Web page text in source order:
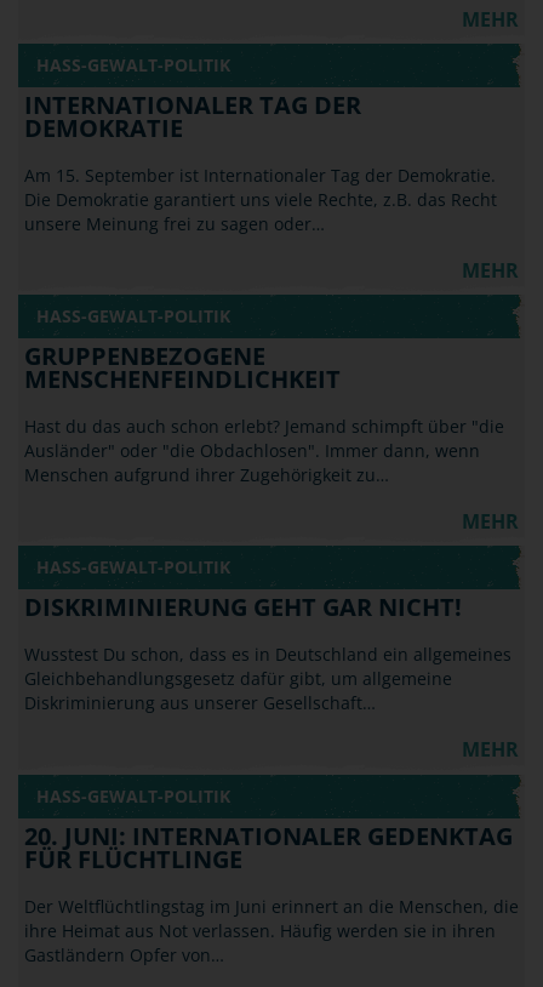
MEHR
HASS-GEWALT-POLITIK
INTERNATIONALER TAG DER
DEMOKRATIE
Am 15. September ist Internationaler Tag der Demokratie.
Die Demokratie garantiert uns viele Rechte, z.B. das Recht
unsere Meinung frei zu sagen oder…
MEHR
HASS-GEWALT-POLITIK
GRUPPENBEZOGENE
MENSCHENFEINDLICHKEIT
Hast du das auch schon erlebt? Jemand schimpft über "die
Ausländer" oder "die Obdachlosen". Immer dann, wenn
Menschen aufgrund ihrer Zugehörigkeit zu…
MEHR
HASS-GEWALT-POLITIK
DISKRIMINIERUNG GEHT GAR NICHT!
Wusstest Du schon, dass es in Deutschland ein allgemeines
Gleichbehandlungsgesetz dafür gibt, um allgemeine
Diskriminierung aus unserer Gesellschaft…
MEHR
HASS-GEWALT-POLITIK
20. JUNI: INTERNATIONALER GEDENKTAG
FÜR FLÜCHTLINGE
Der Weltflüchtlingstag im Juni erinnert an die Menschen, die
ihre Heimat aus Not verlassen. Häufig werden sie in ihren
Gastländern Opfer von…